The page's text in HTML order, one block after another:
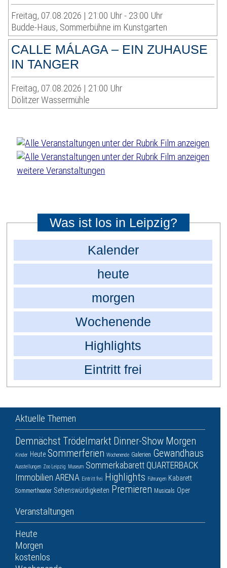
Freitag, 07.08.2026 | 21:00 Uhr - 23:00 Uhr
Budde-Haus, Sommerbühne im Kunstgarten
CALLE MÁLAGA – EIN ZUHAUSE
IN TANGER
Freitag, 07.08.2026 | 21:00 Uhr
Dölitzer Wassermühle
weitere Veranstaltungen
Was ist los in Leipzig?
Kalender
heute
morgen
Wochenende
Highlights
Eintritt frei
Aktuelle Themen
Demnächst Trödelmarkt Dinner-Show Morgen
Kinder Heute Sommerferien Wochenende Galerien Gewandhaus
Ausstellungen Zoo Leipzig Museum Sommerkabarett QUARTERBACK
Immobilien ARENA Eintritt frei Highlights Führungen Kabarett
Sommertheater Sehenswürdigkeiten Premieren Musicals Oper
Veranstaltungen
Heute
Morgen
kostenlos